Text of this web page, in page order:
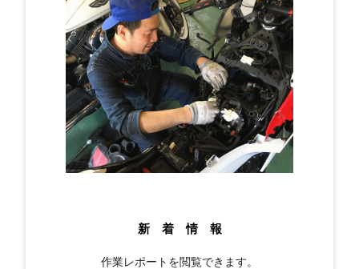
新 着 情 報
作業レポートを閲覧できます。